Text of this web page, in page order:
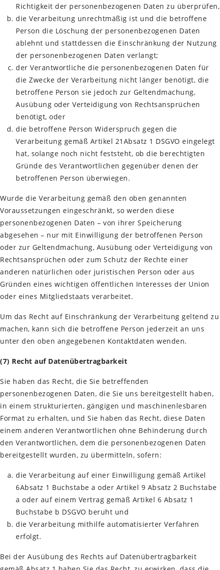
Richtigkeit der personenbezogenen Daten zu überprüfen,
die Verarbeitung unrechtmäßig ist und die betroffene
Person die Löschung der personenbezogenen Daten
ablehnt und stattdessen die Einschränkung der Nutzung
der personenbezogenen Daten verlangt;
der Verantwortliche die personenbezogenen Daten für
die Zwecke der Verarbeitung nicht länger benötigt, die
betroffene Person sie jedoch zur Geltendmachung,
Ausübung oder Verteidigung von Rechtsansprüchen
benötigt, oder
die betroffene Person Widerspruch gegen die
Verarbeitung gemäß Artikel 21Absatz 1 DSGVO eingelegt
hat, solange noch nicht feststeht, ob die berechtigten
Gründe des Verantwortlichen gegenüber denen der
betroffenen Person überwiegen.
Wurde die Verarbeitung gemäß den oben genannten
Voraussetzungen eingeschränkt, so werden diese
personenbezogenen Daten – von ihrer Speicherung
abgesehen – nur mit Einwilligung der betroffenen Person
oder zur Geltendmachung, Ausübung oder Verteidigung von
Rechtsansprüchen oder zum Schutz der Rechte einer
anderen natürlichen oder juristischen Person oder aus
Gründen eines wichtigen öffentlichen Interesses der Union
oder eines Mitgliedstaats verarbeitet.
Um das Recht auf Einschränkung der Verarbeitung geltend zu
machen, kann sich die betroffene Person jederzeit an uns
unter den oben angegebenen Kontaktdaten wenden.
(7) Recht auf Datenübertragbarkeit
Sie haben das Recht, die Sie betreffenden
personenbezogenen Daten, die Sie uns bereitgestellt haben,
in einem strukturierten, gängigen und maschinenlesbaren
Format zu erhalten, und Sie haben das Recht, diese Daten
einem anderen Verantwortlichen ohne Behinderung durch
den Verantwortlichen, dem die personenbezogenen Daten
bereitgestellt wurden, zu übermitteln, sofern:
die Verarbeitung auf einer Einwilligung gemäß Artikel
6Absatz 1 Buchstabe a oder Artikel 9 Absatz 2 Buchstabe
a oder auf einem Vertrag gemäß Artikel 6 Absatz 1
Buchstabe b DSGVO beruht und
die Verarbeitung mithilfe automatisierter Verfahren
erfolgt.
Bei der Ausübung des Rechts auf Datenübertragbarkeit